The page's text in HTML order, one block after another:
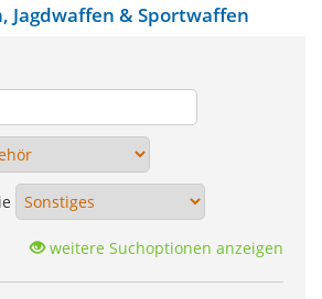
Jagdwaffen & Sportwaffen
weitere Suchoptionen anzeigen